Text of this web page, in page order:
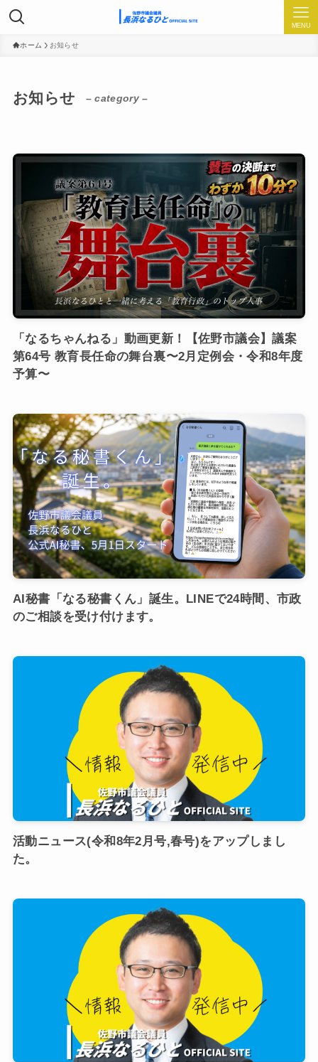
MENU
ホーム お知らせ
お知らせ – category –
「なるちゃんねる」動画更新！【佐野市議会】議案
第64号 教育長任命の舞台裏〜2月定例会・令和8年度
予算〜
AI秘書「なる秘書くん」誕生。LINEで24時間、市政
のご相談を受け付けます。
活動ニュース(令和8年2月号,春号)をアップしまし
た。